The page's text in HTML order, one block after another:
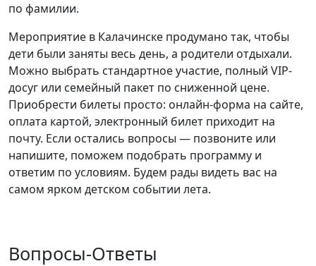
по фамилии.
Мероприятие в Калачинске продумано так, чтобы
дети были заняты весь день, а родители отдыхали.
Можно выбрать стандартное участие, полный VIP-
досуг или семейный пакет по сниженной цене.
Приобрести билеты просто: онлайн-форма на сайте,
оплата картой, электронный билет приходит на
почту. Если остались вопросы — позвоните или
напишите, поможем подобрать программу и
ответим по условиям. Будем рады видеть вас на
самом ярком детском событии лета.
Вопросы-Ответы